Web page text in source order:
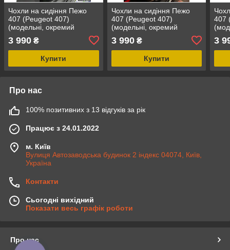
Чохли на сидіння Пежо
407 (Peugeot 407)
(модельні, окремий
підголовник) Чорно-синій
3 990 ₴
Купити
Чохли на сидіння Пежо
407 (Peugeot 407)
(модельні, окремий
жовтий
3 990₴
Купити
407
3
Про нас
100% позитивних з 13 відгуків за рік
Працює з 24.01.2022
м. Київ
Вулиця Автозаводська будинок 2 індекс 04074, Київ,
Україна
Контакти
Сьогодні вихідний
Показати весь графік роботи
Про нас